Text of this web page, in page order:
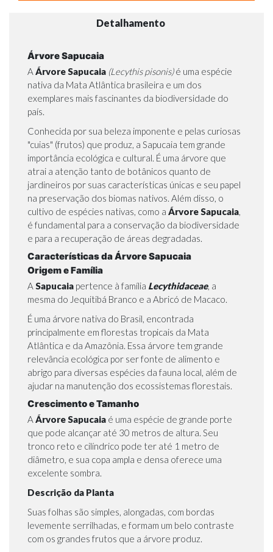
Detalhamento
Árvore Sapucaia
A Árvore Sapucaia (Lecythis pisonis)é uma espécie
nativa da Mata Atlântica brasileira e um dos
exemplares mais fascinantes da biodiversidade do
país.
Conhecida por sua beleza imponente e pelas curiosas
"cuias" (frutos) que produz, a Sapucaia tem grande
importância ecológica e cultural. É uma árvore que
atrai a atenção tanto de botânicos quanto de
jardineiros por suas características únicas e seu papel
na preservação dos biomas nativos. Além disso, o
cultivo de espécies nativas, como a Árvore Sapucaia,
é fundamental para a conservação da biodiversidade
e para a recuperação de áreas degradadas.
Características da Árvore Sapucaia
Origem e Família
A Sapucaia pertence à família Lecythidaceae, a
mesma do Jequitibá Branco e a Abricó de Macaco.
É uma árvore nativa do Brasil, encontrada
principalmente em florestas tropicais da Mata
Atlântica e da Amazônia. Essa árvore tem grande
relevância ecológica por ser fonte de alimento e
abrigo para diversas espécies da fauna local, além de
ajudar na manutenção dos ecossistemas florestais.
Crescimento e Tamanho
A Árvore Sapucaia é uma espécie de grande porte
que pode alcançar até 30 metros de altura. Seu
tronco reto e cilíndrico pode ter até 1 metro de
diâmetro, e sua copa ampla e densa oferece uma
excelente sombra.
Descrição da Planta
Suas folhas são simples, alongadas, com bordas
levemente serrilhadas, e formam um belo contraste
com os grandes frutos que a árvore produz.